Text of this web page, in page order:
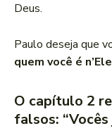
Deus.
Paulo deseja que
quem você é n’Ele
O capítulo 2
falsos: